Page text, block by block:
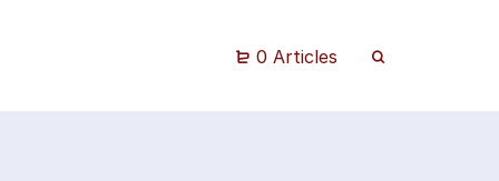
0 Articles